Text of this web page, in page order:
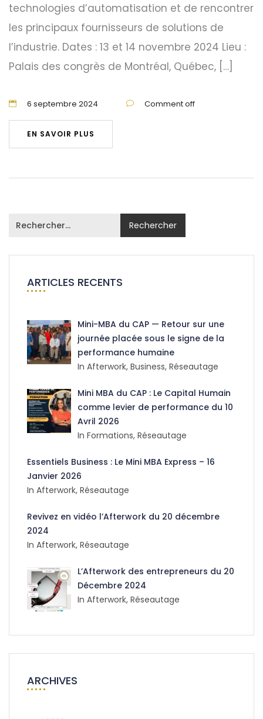
technologies d’automatisation et de rencontrer
les principaux fournisseurs de solutions de
l’industrie. Dates : 13 et 14 novembre 2024 Lieu :
Palais des congrès de Montréal, Québec, […]
6 septembre 2024 Comment off
EN SAVOIR PLUS
ARTICLES RECENTS
Mini-MBA du CAP — Retour sur une
journée placée sous le signe de la
performance humaine
In Afterwork, Business, Réseautage
Mini MBA du CAP : Le Capital Humain
comme levier de performance du 10
Avril 2026
In Formations, Réseautage
Essentiels Business : Le Mini MBA Express – 16
Janvier 2026
In Afterwork, Réseautage
Revivez en vidéo l’Afterwork du 20 décembre
2024
In Afterwork, Réseautage
L’Afterwork des entrepreneurs du 20
Décembre 2024
In Afterwork, Réseautage
ARCHIVES